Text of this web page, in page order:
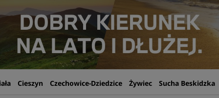
Cieszyn Czechowice-Dziedzice Żywiec Sucha Beskidzka